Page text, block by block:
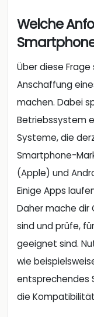
Welche
Über diese
Anschaffung
machen. Dabei
Betriebssystem
Systeme, die
Smartphone-
(Apple) und
Einige Apps
Daher mache dir
sind und prüfe,
geeignet sind.
wie
entsprechendes
die